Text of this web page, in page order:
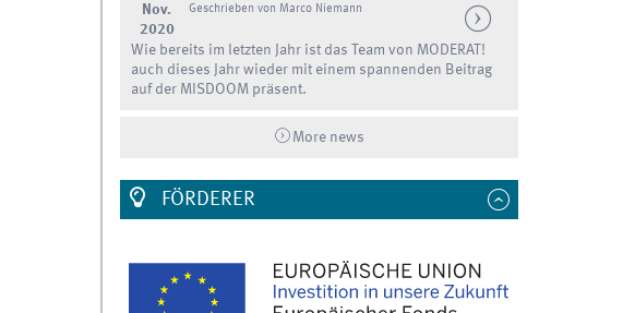
Nov.
2020
Geschrieben von Marco Niemann
Wie bereits im letzten Jahr ist das Team von MODERAT!
auch dieses Jahr wieder mit einem spannenden Beitrag
auf der MISDOOM präsent.
More news
FÖRDERER